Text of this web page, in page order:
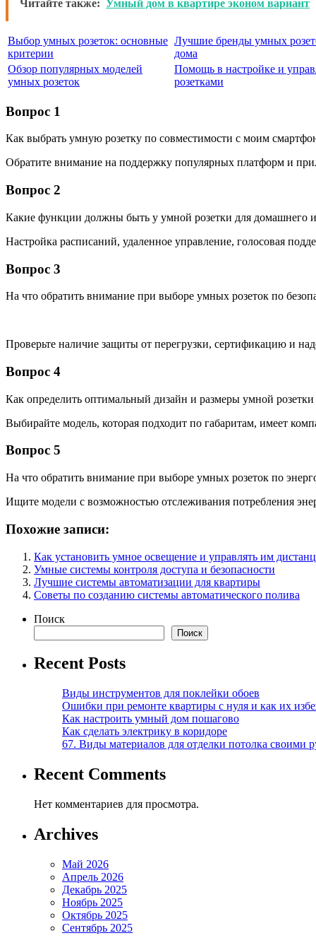
Читайте также: Умный дом в квартире эконом вариант
Выбор умных розеток: основные
критерии
Лучшие бренды умных
дома
Обзор популярных моделей
умных розеток
Помощь в настройке и
розетками
Вопрос 1
Как выбрать умную розетку по совместимости с моим
Обратите внимание на поддержку популярных платформ и
Вопрос 2
Какие функции должны быть у умной розетки для домашнего
Настройка расписаний, удаленное управление, голосовая
Вопрос 3
На что обратить внимание при выборе умных розеток по
Проверьте наличие защиты от перегрузки, сертификацию и
Вопрос 4
Как определить оптимальный дизайн и размеры умной розетки
Выбирайте модель, которая подходит по габаритам, имеет
Вопрос 5
На что обратить внимание при выборе умных розеток по
Ищите модели с возможностью отслеживания потребления
Похожие записи:
Как установить умное освещение и управлять им
Умные системы контроля доступа и безопасности
Лучшие системы автоматизации для квартиры
Советы по созданию системы автоматического полива
Поиск
Поиск
Recent Posts
Виды инструментов для поклейки обоев
Ошибки при ремонте квартиры с нуля и как их
Как настроить умный дом пошагово
Как сделать электрику в коридоре
67. Виды материалов для отделки потолка своими
Recent Comments
Нет комментариев для просмотра.
Archives
Май 2026
Апрель 2026
Декабрь 2025
Ноябрь 2025
Октябрь 2025
Сентябрь 2025